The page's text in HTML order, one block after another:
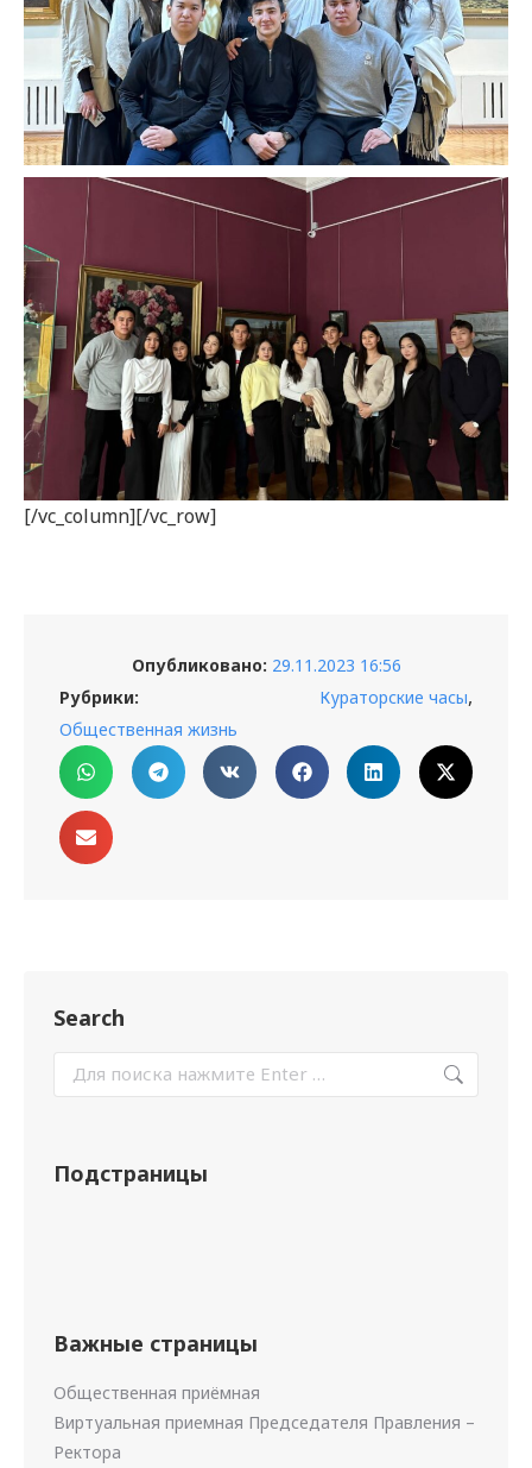
[/vc_column][/vc_row]
Опубликовано: 29.11.2023 16:56
Рубрики: Кураторские часы,
Общественная жизнь
Search
Подстраницы
Важные страницы
Общественная приёмная
Виртуальная приемная Председателя Правления –
Ректора